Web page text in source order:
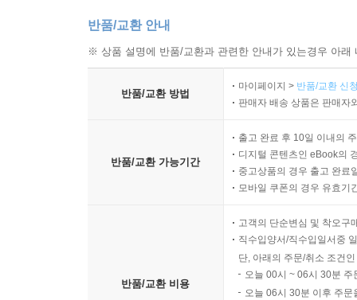
반품/교환 안내
※ 상품 설명에 반품/교환과 관련한 안내가 있는경우 아
반품/교환 방법
마이페이지 > 반품/교환 신
판매자 배송 상품은 판매자
반품/교환 가능기간
출고 완료 후 10일 이내의
디지털 콘텐츠인 eBook의
중고상품의 경우 출고 완료
모바일 쿠폰의 경우 유효기
반품/교환 비용
고객의 단순변심 및 착오구
직수입양서/직수입일서중
단, 아래의 주문/취소 조건
오늘 00시 ~ 06시 30분
오늘 06시 30분 이후 주